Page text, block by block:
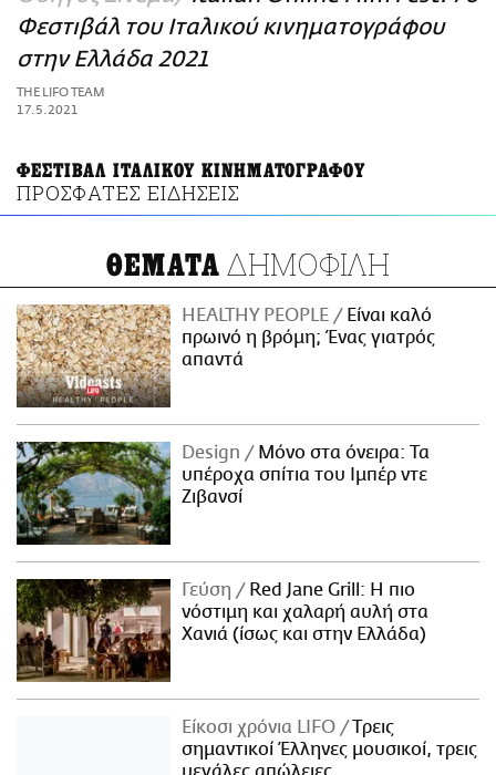
ΑΜΠΑ
PRINT
Φεστιβάλ του Ιταλικού κινηματογράφου
στην Ελλάδα 2021
THE LIFO TEAM
17.5.2021
ΦΕΣΤΙΒΑΛ ΙΤΑΛΙΚΟΥ ΚΙΝΗΜΑΤΟΓΡΑΦΟΥ
ΠΡΟΣΦΑΤΕΣ ΕΙΔΗΣΕΙΣ
ΘΕΜΑΤΑ ΔΗΜΟΦΙΛΗ
HEALTHY PEOPLE
Είναι καλό
πρωινό η βρόμη; Ένας γιατρός
απαντά
Design
Μόνο στα όνειρα: Τα
υπέροχα σπίτια του Ιμπέρ ντε
Ζιβανσί
Γεύση
Red Jane Grill: Η πιο
νόστιμη και χαλαρή αυλή στα
Χανιά (ίσως και στην Ελλάδα)
Είκοσι χρόνια LIFO
Tρεις
σημαντικοί Έλληνες μουσικοί, τρεις